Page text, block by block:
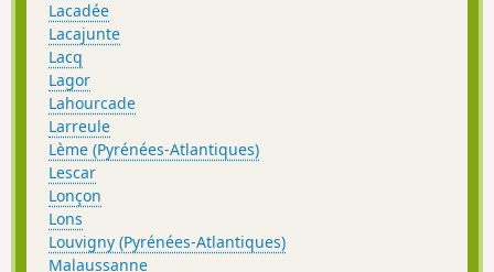
Lacadée
Lacajunte
Lacq
Lagor
Lahourcade
Larreule
Lème (Pyrénées-Atlantiques)
Lescar
Lonçon
Lons
Louvigny (Pyrénées-Atlantiques)
Malaussanne